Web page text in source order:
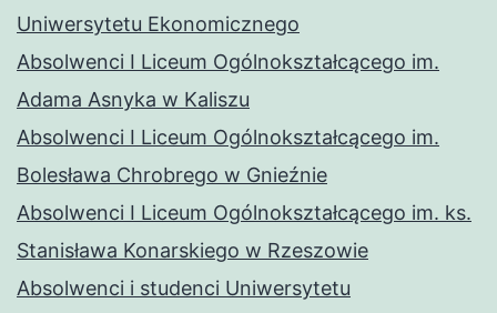
Uniwersytetu Ekonomicznego
Absolwenci I Liceum Ogólnokształcącego im.
Adama Asnyka w Kaliszu
Absolwenci I Liceum Ogólnokształcącego im.
Bolesława Chrobrego w Gnieźnie
Absolwenci I Liceum Ogólnokształcącego im. ks.
Stanisława Konarskiego w Rzeszowie
Absolwenci i studenci Uniwersytetu